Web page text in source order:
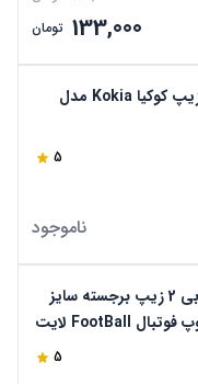
133,000 تومان
جامدادی 3 زیپ کوکیا Kokia مدل
5
ناموجود
جامدادی کتابی 2 زیپ برجسته سایز
بزرگ طرح توپ فوتبال FootBall لایت
5